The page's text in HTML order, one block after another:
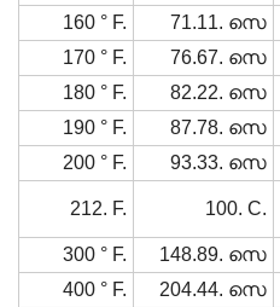
160 ° F.
71.11. സെ
170 ° F.
76.67. സെ
180 ° F.
82.22. സെ
190 ° F.
87.78. സെ
200 ° F.
93.33. സെ
212. F. 100. C.
300 ° F.
148.89. സെ
400 ° F.
204.44. സെ